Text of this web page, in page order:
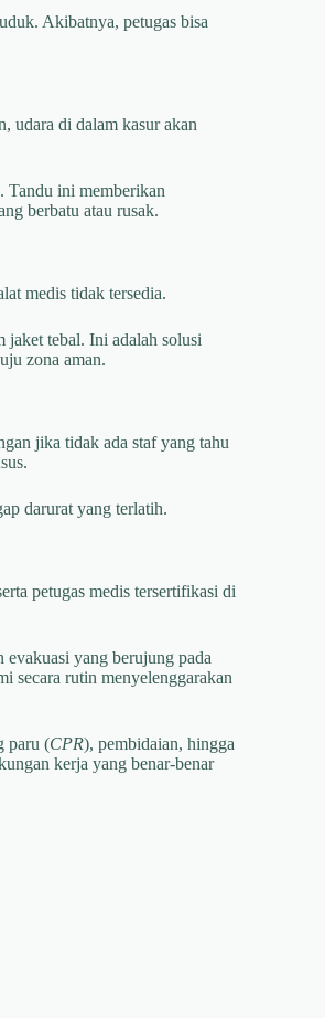
Akibatnya, petugas bisa
udara di dalam kasur akan
Tandu ini memberikan
berbatu atau rusak.
medis tidak tersedia.
jaket tebal. Ini adalah solusi
zona aman.
jika tidak ada staf yang tahu
darurat yang terlatih.
petugas medis tersertifikasi di
evakuasi yang berujung pada
secara rutin menyelenggarakan
paru (CPR), pembidaian, hingga
kerja yang benar-benar